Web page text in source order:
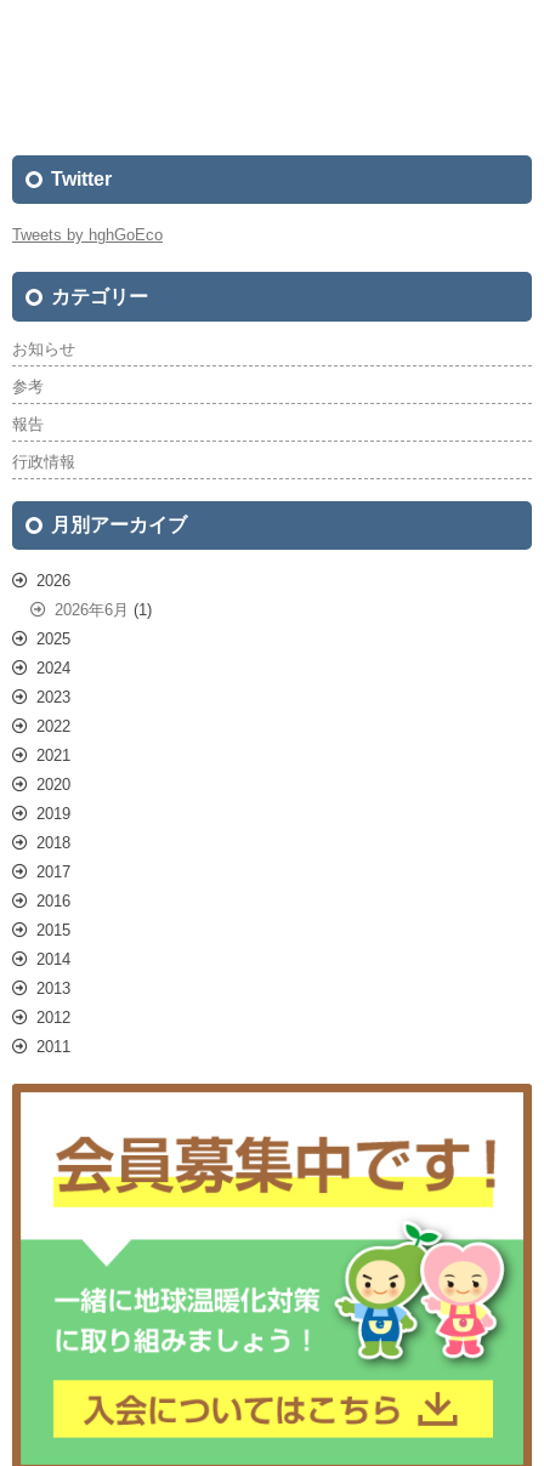
Twitter
Tweets by hghGoEco
カテゴリー
お知らせ
参考
報告
行政情報
月別アーカイブ
2026
2026年6月 (1)
2025
2024
2023
2022
2021
2020
2019
2018
2017
2016
2015
2014
2013
2012
2011